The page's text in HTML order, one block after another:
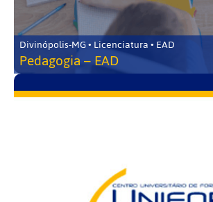
Divinópolis-MG • Licenciatura • EAD
Pedagogia – EAD